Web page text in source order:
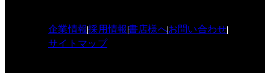
企業情報採用情報書店様へお問い合わせ
サイトマップ